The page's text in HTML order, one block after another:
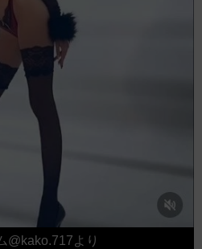
@kako.717より